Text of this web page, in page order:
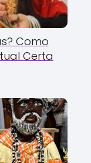
Como
Certa